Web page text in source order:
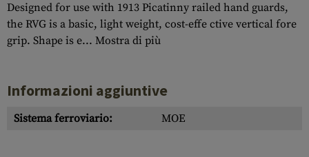
Designed for use with 1913 Picatinny railed hand guards,
the RVG is a basic, light weight, cost-effe ctive vertical fore
grip. Shape is e... Mostra di più
Informazioni aggiuntive
Sistema ferroviario: MOE